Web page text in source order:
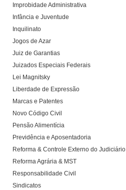
Improbidade Administrativa
Infância e Juventude
Inquilinato
Jogos de Azar
Juiz de Garantias
Juizados Especiais Federais
Lei Magnitsky
Liberdade de Expressão
Marcas e Patentes
Novo Código Civil
Pensão Alimentícia
Previdência e Aposentadoria
Reforma & Controle Externo do Judiciário
Reforma Agrária & MST
Responsabilidade Civil
Sindicatos